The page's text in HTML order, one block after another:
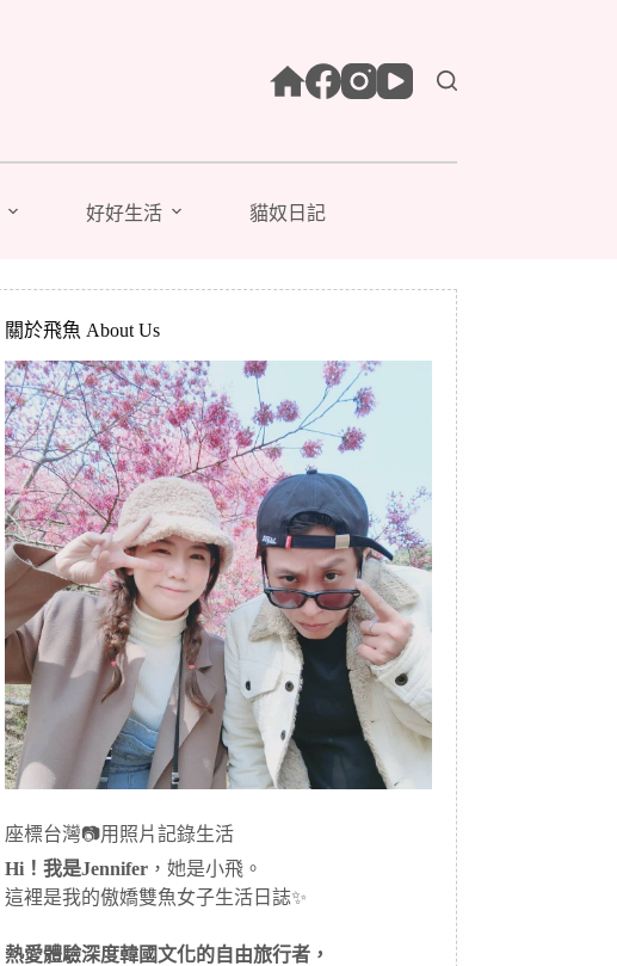
好好生活 貓奴日記
關於飛魚 About Us
座標台灣📷用照片記錄生活
Hi！我是Jennifer ，她是小飛。
這裡是我的傲嬌雙魚女子生活日誌✨
熱愛體驗深度韓國文化的自由旅行者，